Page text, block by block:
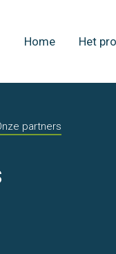
Home Het
partners